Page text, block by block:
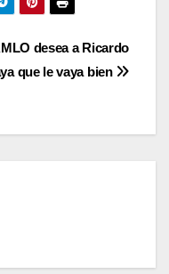
desea a Ricardo
que le vaya bien